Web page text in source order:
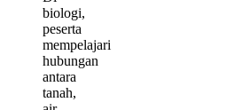
biologi,
peserta
mempelajari
hubungan
antara
tanah,